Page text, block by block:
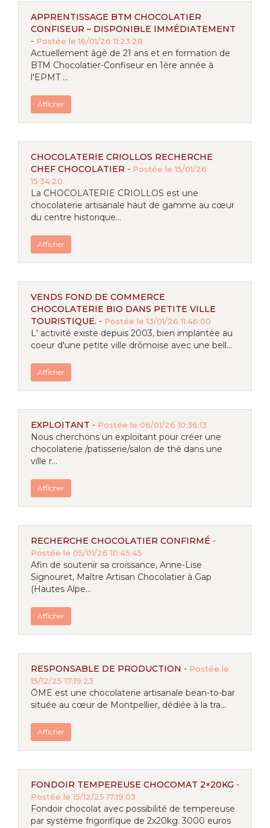
APPRENTISSAGE BTM CHOCOLATIER
CONFISEUR – DISPONIBLE IMMÉDIATEMENT
- Postée le 16/01/26 11:23:28
Actuellement âgé de 21 ans et en formation de
BTM Chocolatier-Confiseur en 1ère année à
l'EPMT ...
Afficher
CHOCOLATERIE CRIOLLOS RECHERCHE
CHEF CHOCOLATIER - Postée le 15/01/26
15:34:20
La CHOCOLATERIE CRIOLLOS est une
chocolaterie artisanale haut de gamme au cœur
du centre historique...
Afficher
VENDS FOND DE COMMERCE
CHOCOLATERIE BIO DANS PETITE VILLE
TOURISTIQUE. - Postée le 13/01/26 11:46:00
L' activité existe depuis 2003, bien implantée au
coeur d'une petite ville drômoise avec une bell...
Afficher
EXPLOITANT - Postée le 06/01/26 10:36:13
Nous cherchons un exploitant pour créer une
chocolaterie /patisserie/salon de thé dans une
ville r...
Afficher
RECHERCHE CHOCOLATIER CONFIRMÉ -
Postée le 05/01/26 10:45:45
Afin de soutenir sa croissance, Anne-Lise
Signouret, Maître Artisan Chocolatier à Gap
(Hautes Alpe...
Afficher
RESPONSABLE DE PRODUCTION - Postée le
15/12/25 17:19:23
ŌME est une chocolaterie artisanale bean-to-bar
située au cœur de Montpellier, dédiée à la tra...
Afficher
FONDOIR TEMPEREUSE CHOCOMAT 2×20KG -
Postée le 15/12/25 17:19:03
Fondoir chocolat avec possibilité de tempereuse
par système frigorifique de 2x20kg. 3000 euros